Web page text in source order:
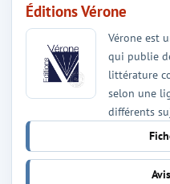
Éditions Vérone
Vérone est
qui publie
littérature
selon une
différents